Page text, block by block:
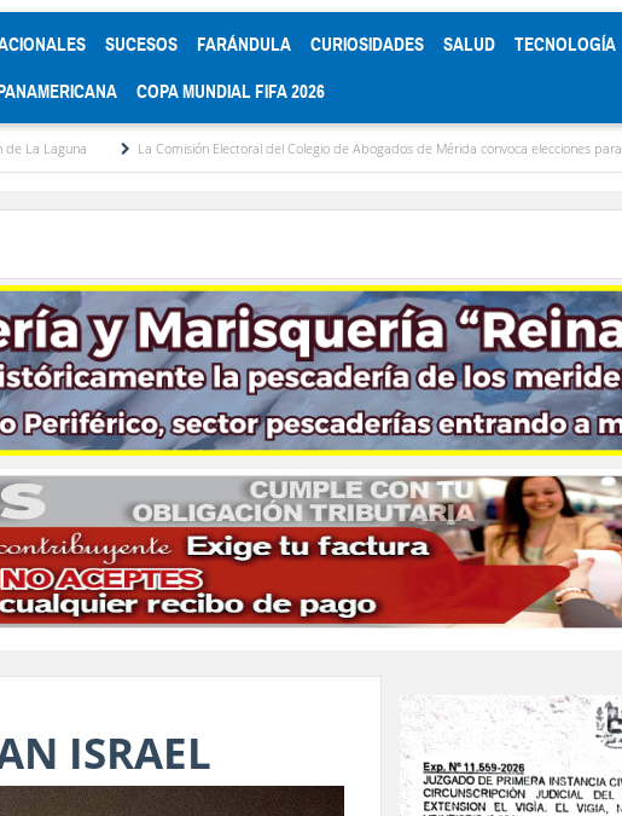
SUCESOS FARÁNDULA CURIOSIDADES SALUD TECNOLOGÍA
COPA MUNDIAL FIFA 2026
La Comisión Electoral del Colegio de Abogados de Mérida convoca elecciones para diciembre
ISRAEL